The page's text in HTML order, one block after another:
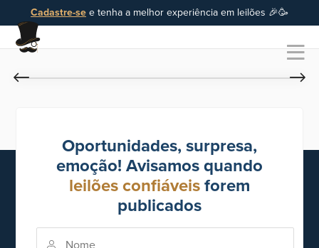
Cadastre-se e tenha a melhor experiência em leilões 🎉🥳
Oportunidades, surpresa,
emoção! Avisamos quando
leilões confiáveis forem
publicados